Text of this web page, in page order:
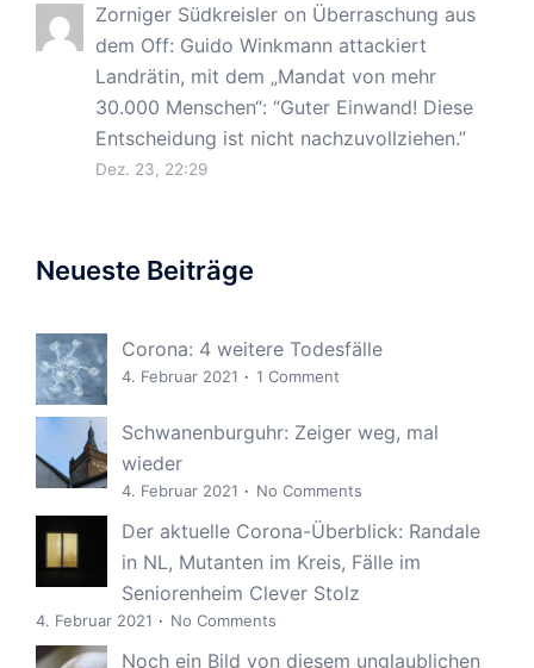
Zorniger Südkreisler on Überraschung aus
dem Off: Guido Winkmann attackiert
Landrätin, mit dem „Mandat von mehr
30.000 Menschen“: “Guter Einwand! Diese
Entscheidung ist nicht nachzuvollziehen.”
Dez. 23, 22:29
Neueste Beiträge
Corona: 4 weitere Todesfälle
4. Februar 2021 1 Comment
Schwanenburguhr: Zeiger weg, mal
wieder
4. Februar 2021 No Comments
Der aktuelle Corona-Überblick: Randale
in NL, Mutanten im Kreis, Fälle im
Seniorenheim Clever Stolz
4. Februar 2021 No Comments
Noch ein Bild von diesem unglaublichen